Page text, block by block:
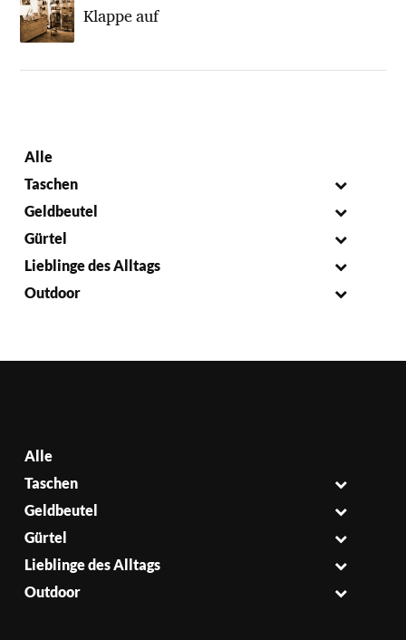
Klappe auf
Alle
Taschen
Geldbeutel
Gürtel
Lieblinge des Alltags
Outdoor
Alle
Taschen
Geldbeutel
Gürtel
Lieblinge des Alltags
Outdoor